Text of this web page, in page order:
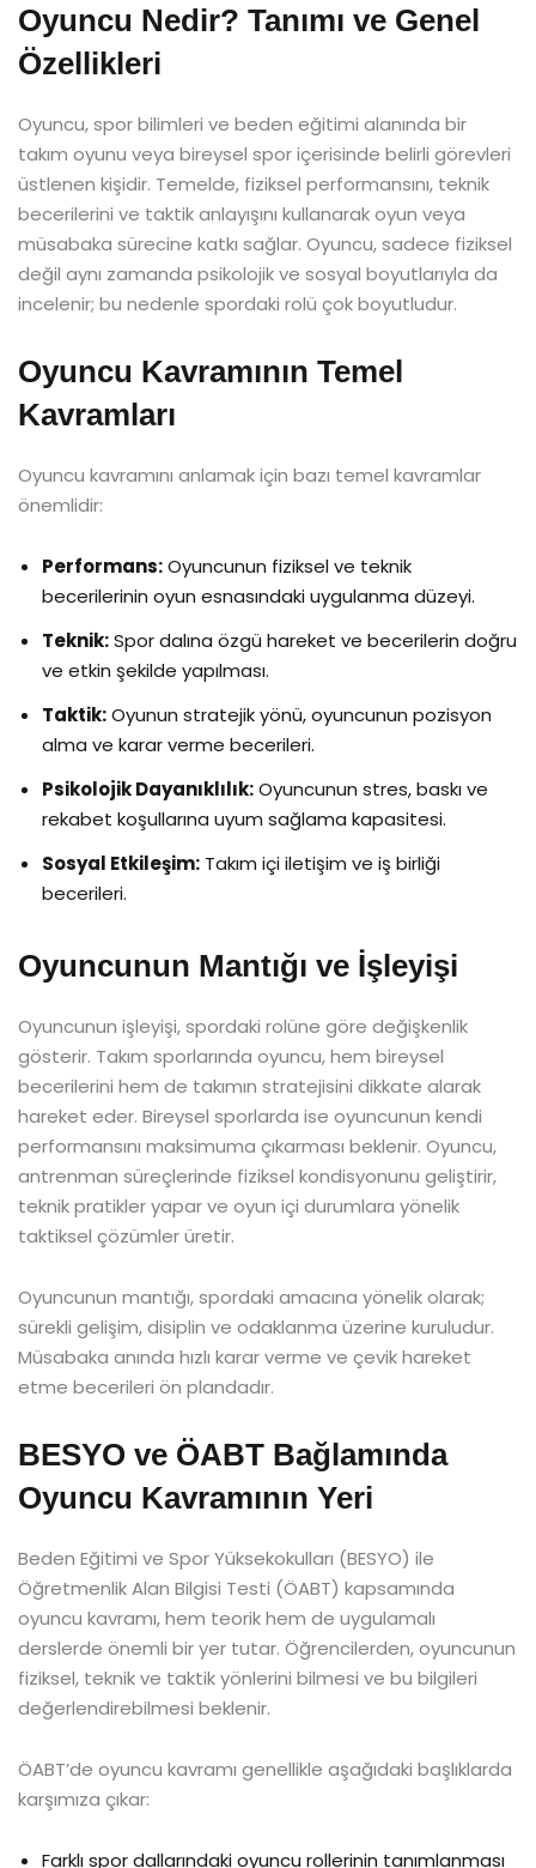
Oyuncu Nedir? Tanımı ve Genel
Özellikleri
Oyuncu, spor bilimleri ve beden eğitimi alanında bir
takım oyunu veya bireysel spor içerisinde belirli görevleri
üstlenen kişidir. Temelde, fiziksel performansını, teknik
becerilerini ve taktik anlayışını kullanarak oyun veya
müsabaka sürecine katkı sağlar. Oyuncu, sadece fiziksel
değil aynı zamanda psikolojik ve sosyal boyutlarıyla da
incelenir; bu nedenle spordaki rolü çok boyutludur.
Oyuncu Kavramının Temel
Kavramları
Oyuncu kavramını anlamak için bazı temel kavramlar
önemlidir:
Performans:Oyuncunun fiziksel ve teknik
becerilerinin oyun esnasındaki uygulanma düzeyi.
Teknik:Spor dalına özgü hareket ve becerilerin doğru
ve etkin şekilde yapılması.
Taktik:Oyunun stratejik yönü, oyuncunun pozisyon
alma ve karar verme becerileri.
Psikolojik Dayanıklılık:Oyuncunun stres, baskı ve
rekabet koşullarına uyum sağlama kapasitesi.
Sosyal Etkileşim: Takım içi iletişim ve iş birliği
becerileri.
Oyuncunun Mantığı ve İşleyişi
Oyuncunun işleyişi, spordaki rolüne göre değişkenlik
gösterir. Takım sporlarında oyuncu, hem bireysel
becerilerini hem de takımın stratejisini dikkate alarak
hareket eder. Bireysel sporlarda ise oyuncunun kendi
performansını maksimuma çıkarması beklenir. Oyuncu,
antrenman süreçlerinde fiziksel kondisyonunu geliştirir,
teknik pratikler yapar ve oyun içi durumlara yönelik
taktiksel çözümler üretir.
Oyuncunun mantığı, spordaki amacına yönelik olarak;
sürekli gelişim, disiplin ve odaklanma üzerine kuruludur.
Müsabaka anında hızlı karar verme ve çevik hareket
etme becerileri ön plandadır.
BESYO ve ÖABT Bağlamında
Oyuncu Kavramının Yeri
Beden Eğitimi ve Spor Yüksekokulları (BESYO) ile
Öğretmenlik Alan Bilgisi Testi (ÖABT) kapsamında
oyuncu kavramı, hem teorik hem de uygulamalı
derslerde önemli bir yer tutar. Öğrencilerden, oyuncunun
fiziksel, teknik ve taktik yönlerini bilmesi ve bu bilgileri
değerlendirebilmesi beklenir.
ÖABT’de oyuncu kavramı genellikle aşağıdaki başlıklarda
karşımıza çıkar:
Farklı spor dallarındaki oyuncu rollerinin tanımlanması